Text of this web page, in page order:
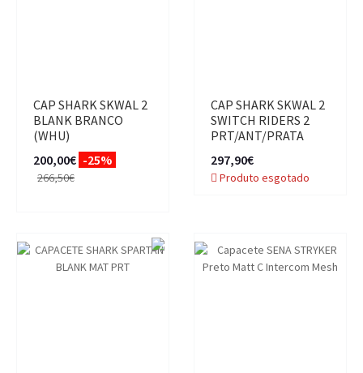
CAP SHARK SKWAL 2
BLANK BRANCO
(WHU)
200,00€ -25%
266,50€
CAP SHARK SKWAL 2
SWITCH RIDERS 2
PRT/ANT/PRATA
297,90€
Produto esgotado